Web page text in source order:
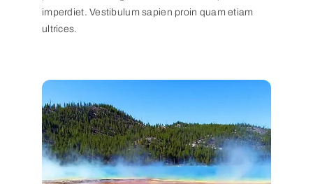
imperdiet. Vestibulum sapien proin quam etiam
ultrices.